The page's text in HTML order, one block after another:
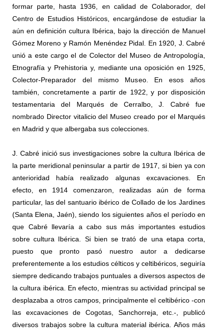
formar parte, hasta 1936, en calidad de Colaborador, del
Centro de Estudios Históricos, encargándose de estudiar la
aún en definición cultura Ibérica, bajo la dirección de Manuel
Gómez Moreno y Ramón Menéndez Pidal. En 1920, J. Cabré
unió a este cargo el de Colector del Museo de Antropología,
Etnografía y Prehistoria y, mediante una oposición en 1925,
Colector-Preparador del mismo Museo. En esos años
también, concretamente a partir de 1922, y por disposición
testamentaria del Marqués de Cerralbo, J. Cabré fue
nombrado Director vitalicio del Museo creado por el Marqués
en Madrid y que albergaba sus colecciones.
J. Cabré inició sus investigaciones sobre la cultura Ibérica de
la parte meridional peninsular a partir de 1917, si bien ya con
anterioridad había realizado algunas excavaciones. En
efecto, en 1914 comenzaron, realizadas aún de forma
particular, las del santuario ibérico de Collado de los Jardines
(Santa Elena, Jaén), siendo los siguientes años el período en
que Cabré llevaría a cabo sus más importantes estudios
sobre cultura Ibérica. Si bien se trató de una etapa corta,
puesto que pronto pasó nuestro autor a dedicarse
preferentemente a los estudios célticos y celtibéricos, seguiría
siempre dedicando trabajos puntuales a diversos aspectos de
la cultura ibérica. En efecto, mientras su actividad principal se
desplazaba a otros campos, principalmente el celtibérico -con
las excavaciones de Cogotas, Sanchorreja, etc.-, publicó
diversos trabajos sobre la cultura material ibérica. Años más